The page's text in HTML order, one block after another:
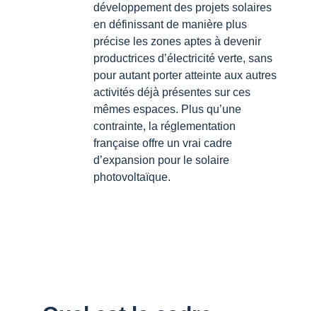
développement des projets solaires
en définissant de manière plus
précise les zones aptes à devenir
productrices d’électricité verte, sans
pour autant porter atteinte aux autres
activités déjà présentes sur ces
mêmes espaces. Plus qu’une
contrainte, la réglementation
française offre un vrai cadre
d’expansion pour le solaire
photovoltaïque.